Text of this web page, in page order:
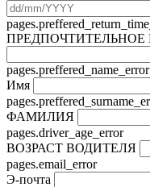
ПРЕДПОЧТИТЕЛЬНОЕ
pages.preffered_name_error
Имя
ФАМИЛИЯ
pages.driver_age_error
ВОЗРАСТ ВОДИТЕЛЯ
pages.email_error
Э-почта